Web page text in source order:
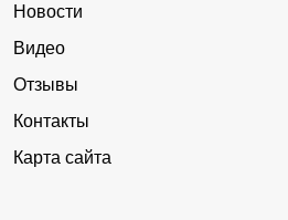
Новости
Видео
Отзывы
Контакты
Карта сайта